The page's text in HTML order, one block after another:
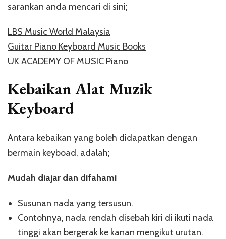
sarankan anda mencari di sini;
LBS Music World Malaysia
Guitar Piano Keyboard Music Books
UK ACADEMY OF MUSIC Piano
Kebaikan Alat Muzik
Keyboard
Antara kebaikan yang boleh didapatkan dengan
bermain keyboad, adalah;
Mudah diajar dan difahami
Susunan nada yang tersusun.
Contohnya, nada rendah disebah kiri di ikuti nada
tinggi akan bergerak ke kanan mengikut urutan.